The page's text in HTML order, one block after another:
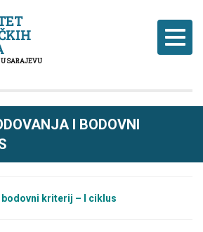
SARAJEVU
I BODOVNI
kriterij – I ciklus